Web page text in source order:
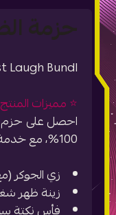
حزمة
Laugh Bundl
⭐️ مميزات
احصل على حزم
100%، مع خدمة موثوقة تلبي احتياجاتك بسرعة وأمان.
زي الجوكر
زينة ظهر
فأس نكتة